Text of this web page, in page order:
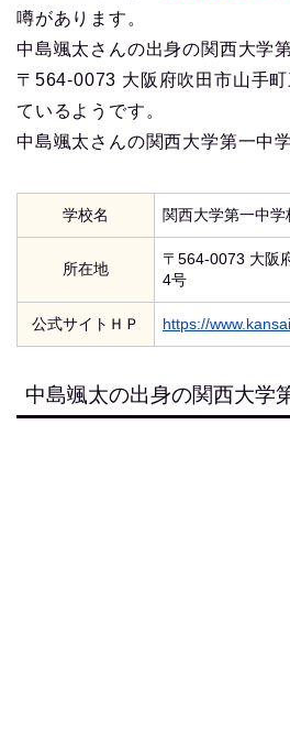
噂があります。
中島颯太さんの出身の関西大学
〒564-0073 大阪府吹田市山手
ているようです。
中島颯太さんの関西大学第一中
学校名 関西大学第一中学
所在地
〒564-0073 大阪
4号
公式サイトＨＰ https://
中島颯太の出身の関西大学